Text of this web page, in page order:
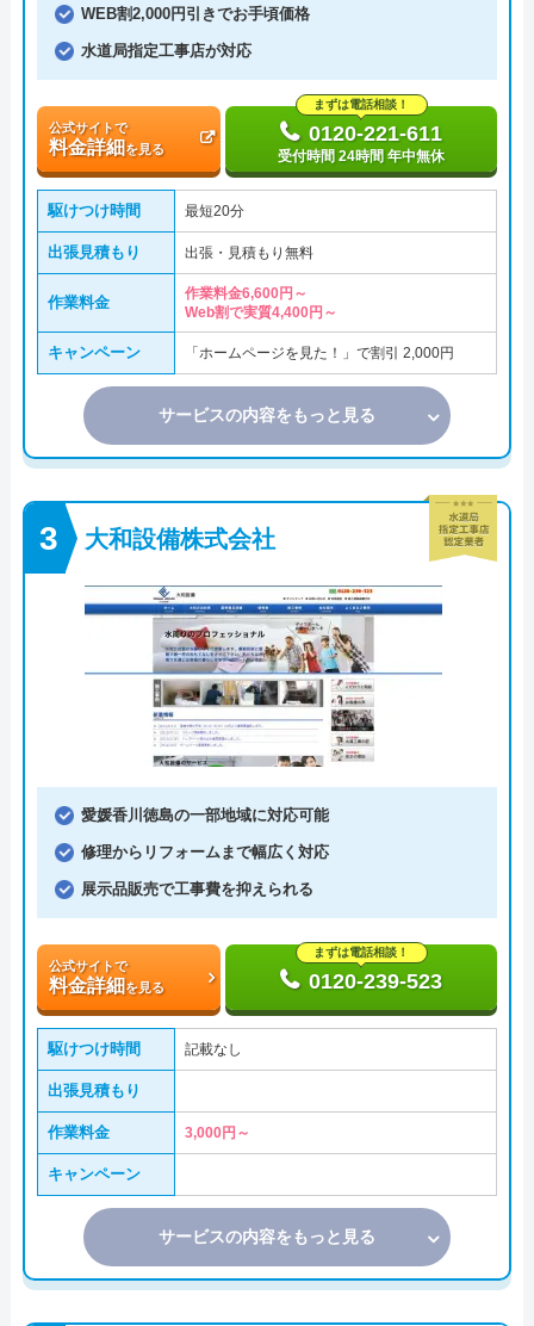
WEB割2,000円引きでお手頃価格
水道局指定工事店が対応
公式サイトで
料金詳細を見る
まずは電話相談！
0120-221-611
受付時間 24時間 年中無休
駆けつけ時間 最短20分
出張見積もり 出張・見積もり無料
作業料金
作業料金6,600円～
Web割で実質4,400円～
キャンペーン 「ホームページを見た！」で割引 2,000円
サービスの内容をもっと見る
大和設備株式会社
愛媛香川徳島の一部地域に対応可能
修理からリフォームまで幅広く対応
展示品販売で工事費を抑えられる
公式サイトで
料金詳細を見る
まずは電話相談！
0120-239-523
駆けつけ時間 記載なし
出張見積もり
作業料金 3,000円～
キャンペーン
サービスの内容をもっと見る